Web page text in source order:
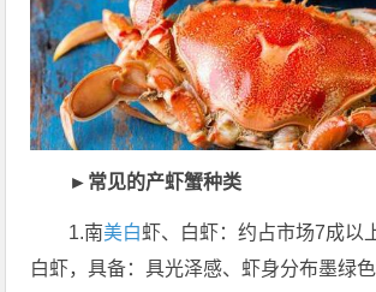
►常见的产虾蟹种类
1.南美白虾、白虾：约占市场7成以
白虾，具备：具光泽感、虾身分布墨绿色